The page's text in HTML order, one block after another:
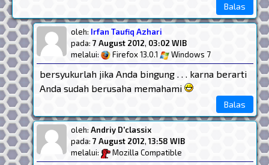
Balas
oleh: Irfan Taufiq Azhari
pada: 7 August 2012, 03:02 WIB
melalui:
Firefox 13.0.1 Windows 7
bersyukurlah jika Anda bingung . . . karna berarti
Anda sudah berusaha memahami
Balas
oleh: Andriy D'classix
pada: 7 August 2012,13:58 WIB
melalui:
Mozilla Compatible